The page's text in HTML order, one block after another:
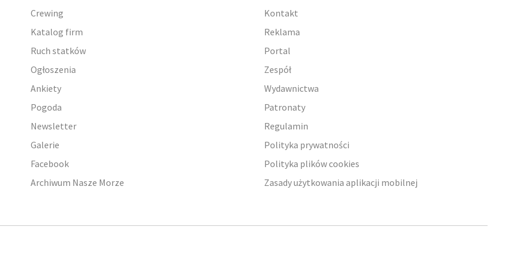
Crewing
Katalog firm
Ruch statków
Ogłoszenia
Ankiety
Pogoda
Newsletter
Galerie
Facebook
Archiwum Nasze Morze
Kontakt
Reklama
Portal
Zespół
Wydawnictwa
Patronaty
Regulamin
Polityka prywatności
Polityka plików cookies
Zasady użytkowania aplikacji mobilnej